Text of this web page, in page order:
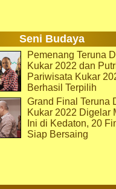
Seni Budaya
Pemenang Teruna
Kukar 2022 dan
Pariwisata Kukar
Berhasil Terpilih
Grand Final Teruna
Kukar 2022 Digelar
Ini di Kedaton, 20
Siap Bersaing